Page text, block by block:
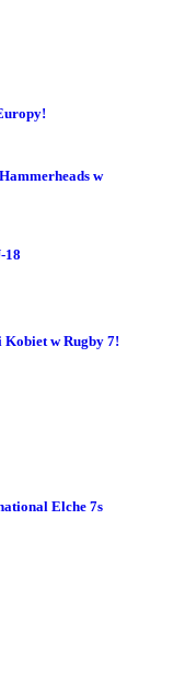
w
18
w Rugby 7!
Elche 7s